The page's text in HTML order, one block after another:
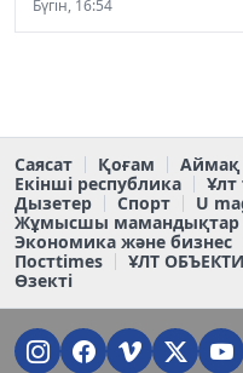
Бүгін, 16:54
Саясат Қоғам Аймақ
Екінші республика
Ұлт
Дызетер
Спорт U
Жұмысшы
Экономика және бизнес
Постtimes
ҰЛТ
Өзекті